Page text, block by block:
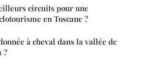
circuits pour une
en Toscane ?
à cheval dans la vallée de
?